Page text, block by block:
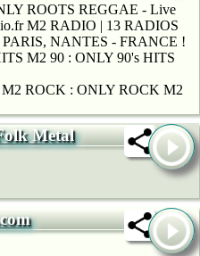
ROOTS REGGAE - Live
M2 RADIO | 13 RADIOS
NANTES - FRANCE !
M2 90 : ONLY 90's HITS
ROCK : ONLY ROCK M2
Metal